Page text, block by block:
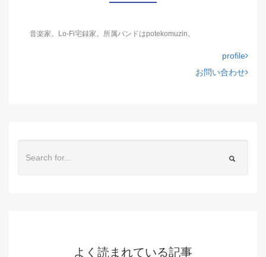
音楽家。Lo-Fi宅録家。所属バンドはpotekomuzin。
profile
お問い合わせ
よく読まれている記事